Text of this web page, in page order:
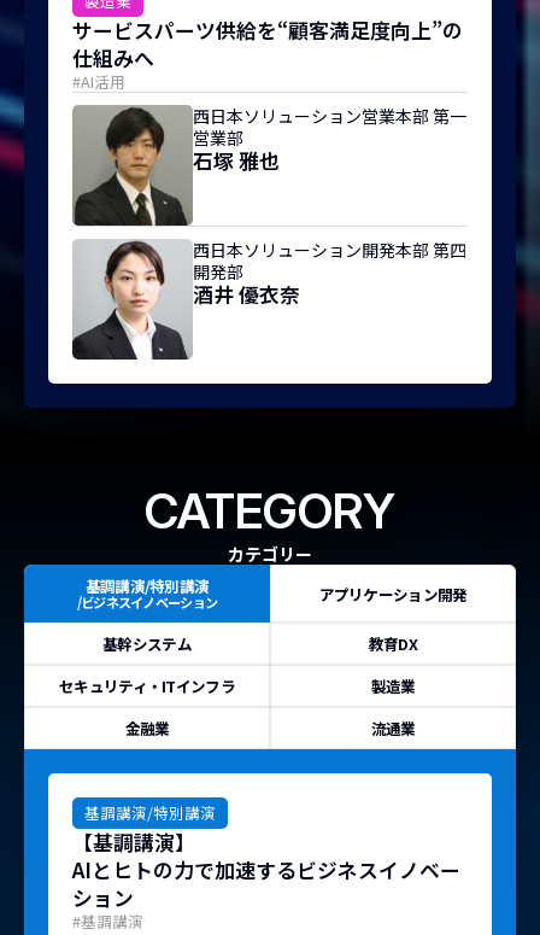
サービスパーツ供給を“顧客満足度向上”の
仕組みへ
#AI活用
西日本ソリューション営業本部 第一
営業部
石塚 雅也
西日本ソリューション開発本部 第四
開発部
酒井 優衣奈
カテゴリー
CATEGORY
基調講演/特別講演
/ビジネスイノベーション アプリケーション開発
基幹システム
教育DX
セキュリティ ・ITインフラ
製造業
金融業
流通業
基調講演/特別講演
【基調講演】
AIとヒトの力で加速するビジネスイノベー
ション
#基調講演